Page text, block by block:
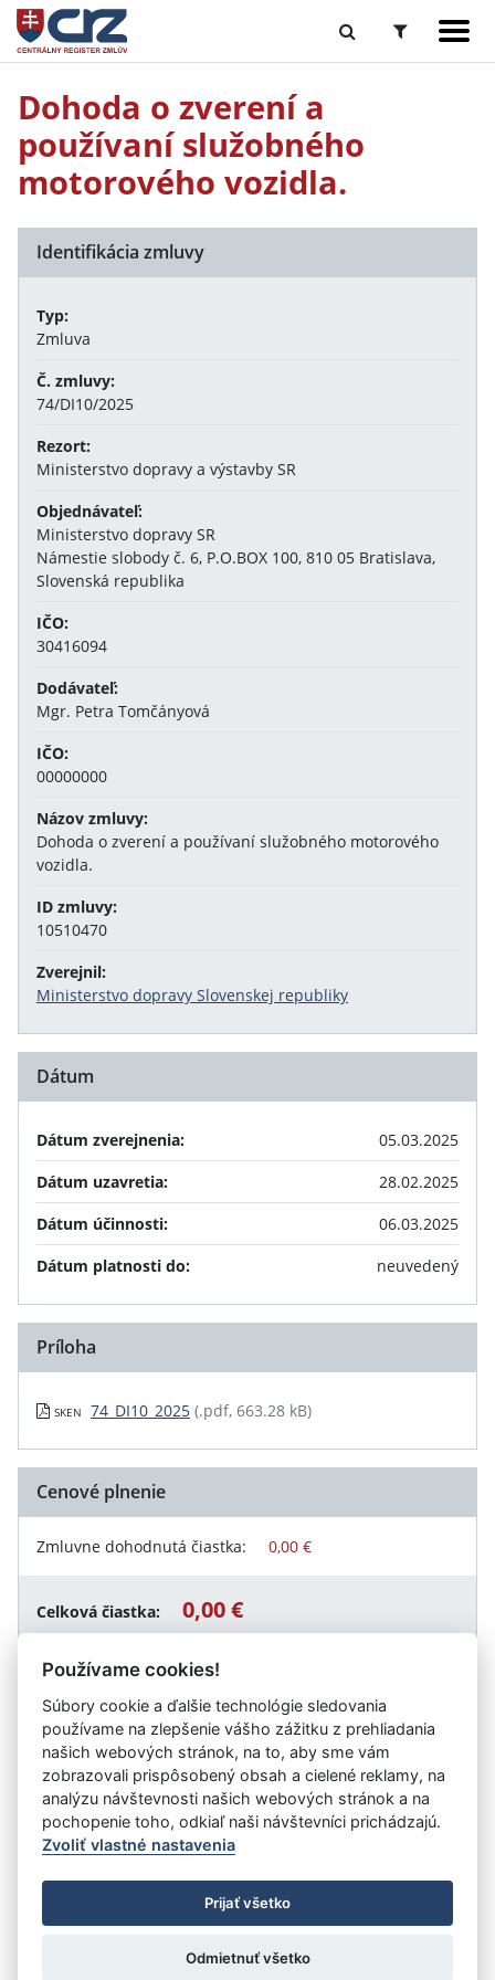
Dohoda o zverení a
používaní služobného
motorového vozidla.
Identifikácia zmluvy
Typ:
Zmluva
Č. zmluvy:
74/DI10/2025
Rezort:
Ministerstvo dopravy a výstavby SR
Objednávateľ:
Ministerstvo dopravy SR
Námestie slobody č. 6, P.O.BOX 100, 810 05 Bratislava,
Slovenská republika
IČO:
30416094
Dodávateľ:
Mgr. Petra Tomčányová
IČO:
00000000
Názov zmluvy:
Dohoda o zverení a používaní služobného motorového
vozidla.
ID zmluvy:
10510470
Zverejnil:
Ministerstvo dopravy Slovenskej republiky
Dátum
Dátum zverejnenia:
05.03.2025
Dátum uzavretia:
28.02.2025
Dátum účinnosti:
06.03.2025
Dátum platnosti do:
neuvedený
Príloha
SKEN 74_DI10_2025 (.pdf, 663.28 kB)
Cenové plnenie
Zmluvne dohodnutá čiastka: 0,00 €
Celková čiastka: 0,00 €
Návrat späť
Vystavil:Ministerstvo dopravy Slovenskej republiky
Úrad vlády SR
- Všetky práva vyhradené
Prehlásenie o prístupnosti
Zmluvy do 31.12.2010
Nastavenia cookies
: Aglo Solutions
Používame cookies!
Súbory cookie a ďalšie technológie sledovania
používame na zlepšenie vášho zážitku z prehliadania
našich webových stránok, na to, aby sme vám
zobrazovali prispôsobený obsah a cielené reklamy, na
analýzu návštevnosti našich webových stránok a na
pochopenie toho, odkiaľ naši návštevníci prichádzajú.
Zvoliť vlastné nastavenia
Prijať všetko
Odmietnuť všetko